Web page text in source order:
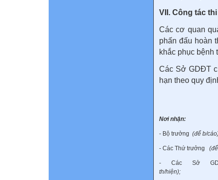
VII. Công tác
Các cơ quan
phấn đấu hoàn
khắc phục bệnh
Các Sở GDĐT
hạn theo quy
Nơi
- Bộ trưởng (để b/
- Các Thứ trưởng
- Các Sở
th/